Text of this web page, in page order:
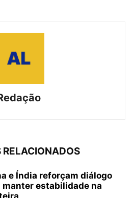
RELACIONADOS
e Índia reforçam diálogo
manter estabilidade na